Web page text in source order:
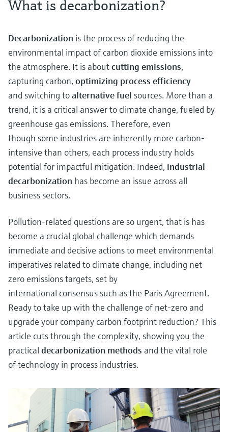
What is decarbonization?
Decarbonization is the process of reducing the
environmental impact of carbon dioxide emissions into
the atmosphere. It is aboutcutting emissions,
capturing carbon, optimizing process efficiency
and switching toalternative fuel sources. More than a
trend, it is a critical answer to climate change, fueled by
greenhouse gas emissions. Therefore, even
though some industries are inherently more carbon-
intensive than others, each process industry holds
potential for impactful mitigation. Indeed, industrial
decarbonization has become an issue across all
business sectors.
Pollution-related questions are so urgent, that is has
become a crucial global challenge which demands
immediate and decisive actions to meet environmental
imperatives related to climate change, including net
zero emissions targets, set by
international consensus such as the Paris Agreement.
Ready to take up with the challenge of net-zero and
upgrade your company carbon footprint reduction? This
article cuts through the complexity, showing you the
practical decarbonization methods and the vital role
of technology in process industries.